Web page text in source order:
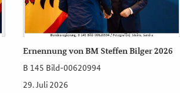
Ernennung von BM Steffen Bilger 2026
B 145 Bild-00620994
29. Juli 2026